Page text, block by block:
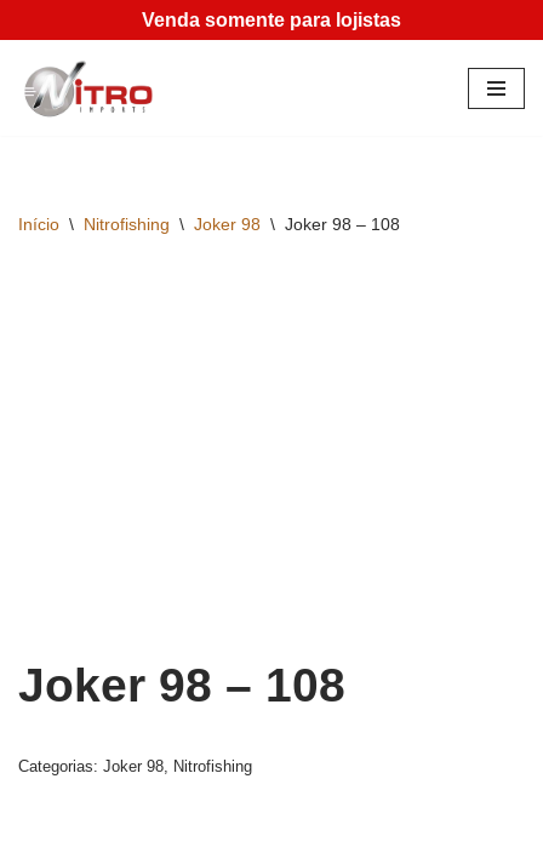
Pular
para
Venda somente para lojistas
Início \ Nitrofishing \ Joker 98 \ Joker 98 – 108
Joker 98 – 108
Categorias: Joker 98, Nitrofishing